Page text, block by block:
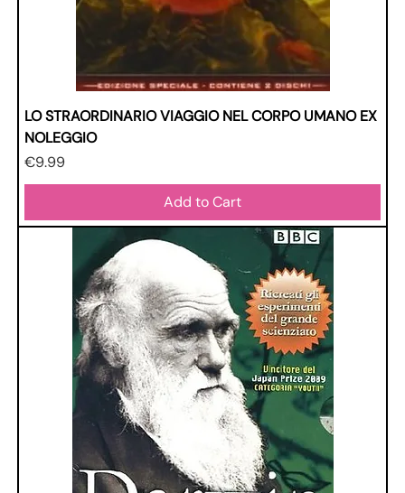
LO STRAORDINARIO VIAGGIO NEL CORPO UMANO EX
NOLEGGIO
Price
€9.99
Add to Cart